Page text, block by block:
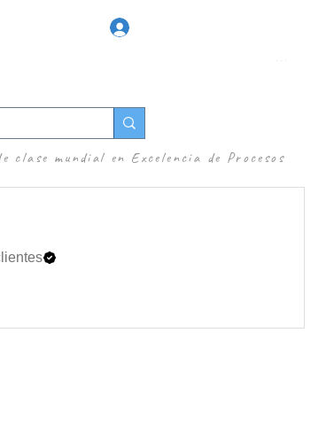
...
mundial en Excelencia de Procesos